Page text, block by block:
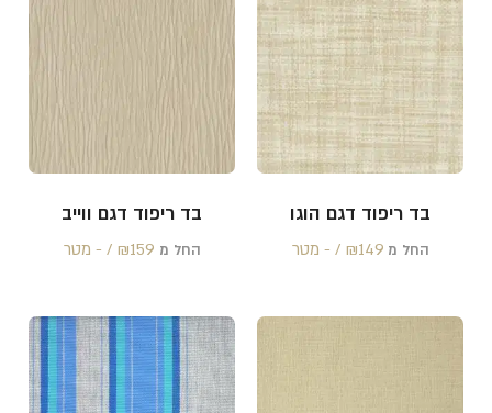
בד ריפוד דגם הוגו
החל מ ₪149 /‏‏‎ ‎- מטר
בד ריפוד דגם ווייב
החל מ ₪159 /‏‏‎ ‎- מטר